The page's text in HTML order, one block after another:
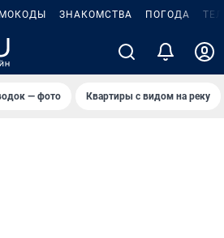
ЗНАКОМСТВА ПОГОДА
— фото Квартиры с видом на реку